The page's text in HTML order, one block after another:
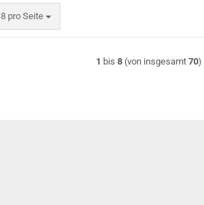
8 pro Seite
pro Seite
1 bis 8(von insgesamt 70)